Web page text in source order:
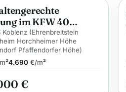
im KFW 40
in ruhiger
Grünen
Koblenz (Ehrenbreitstein
Horchheimer Höhe
Pfaffendorfer Höhe)
m²4.690 €/m²
€